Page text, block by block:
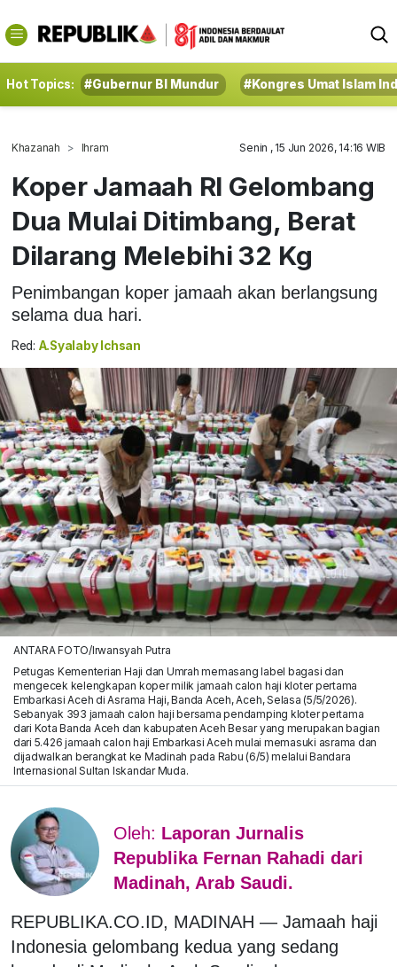
Hot Topics: #Gubernur BI Mundur #Kongres Umat Islam
Khazanah Ihram Senin , 15 Jun 2026, 14:16 WIB
Koper Jamaah RI Gelombang
Dua Mulai Ditimbang, Berat
Dilarang Melebihi 32 Kg
Penimbangan koper jamaah akan berlangsung
selama dua hari.
Red: A.Syalaby Ichsan
ANTARA FOTO/Irwansyah Putra
Petugas Kementerian Haji dan Umrah memasang label bagasi dan
mengecek kelengkapan koper milik jamaah calon haji kloter pertama
Embarkasi Aceh di Asrama Haji, Banda Aceh, Aceh, Selasa (5/5/2026).
Sebanyak 393 jamaah calon haji bersama pendamping kloter pertama
dari Kota Banda Aceh dan kabupaten Aceh Besar yang merupakan bagian
dari 5.426 jamaah calon haji Embarkasi Aceh mulai memasuki asrama dan
dijadwalkan berangkat ke Madinah pada Rabu (6/5) melalui Bandara
Internasional Sultan Iskandar Muda.
Oleh: Laporan Jurnalis
Republika Fernan Rahadi dari
Madinah, Arab Saudi.
REPUBLIKA.CO.ID, MADINAH — Jamaah haji
Indonesia gelombang kedua yang sedang